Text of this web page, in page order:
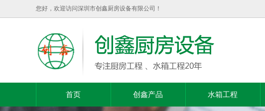
您好，欢迎访问深圳市创鑫厨房设备有限公司！
首页 创鑫产品 水箱工程